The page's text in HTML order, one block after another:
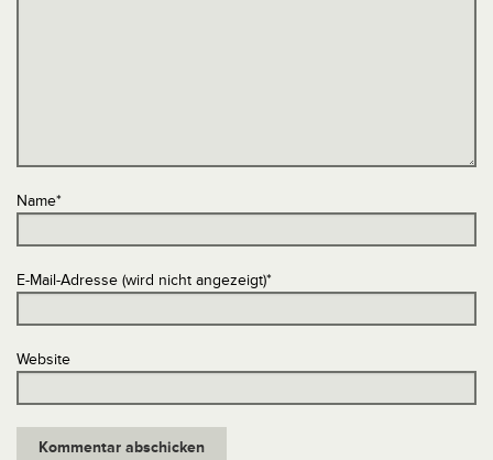
Name*
E-Mail-Adresse (wird nicht angezeigt)*
Website